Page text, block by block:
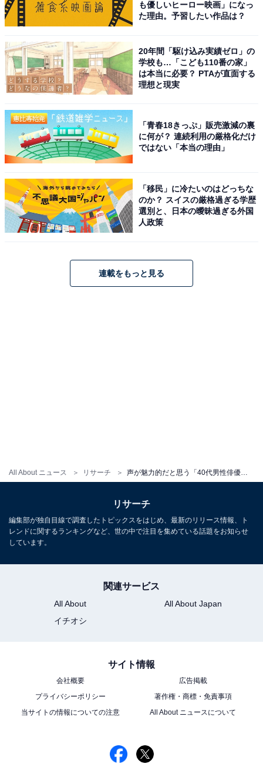
All About ニュース リサーチ
スタートのドラマ『リブート』で、『TOKYO MER〜走
る緊急救命室〜』（2021年）と『下剋上球児』（2023
年）に続き、3度目となるTBS日曜劇場の主演を務めま
す。
多彩な演技力が魅力の鈴木さんですが、過去には声の演
技でも活躍。米国US本社のオーディションで主役の座を
射止め、2022年公開の映画『バズ・ライトイヤー』のバ
ズ・ライトイヤー役で日本版声優を担当しています。
です」（40代女性／岐阜県）、「落ち着きのあるカッコ
良い声だから」（30代女性／奈良県）、「色々な役にな
れるし、声がいい」（40代女性／神奈川県）などの声が
次ページ
10位までの全ランキング結果を見
る
も優しいヒーロー映画」になっ
た理由。予習したい作品は？
20年間「駆け込み実績ゼロ」の
学校も…「こども110番の家」
は本当に必要？ PTAが直面する
理想と現実
「青春18きっぷ」販売激減の裏
に何が？ 連続利用の厳格化だけ
ではない「本当の理由」
「移民」に冷たいのはどっちな
のか？ スイスの厳格過ぎる学歴
選別と、日本の曖昧過ぎる外国
人政策
連載をもっと見る
リサーチ
編集部が独自目線で調査したトピックスをはじめ、最新のリリース情報、ト
レンドに関するランキングなど、世の中で注目を集めている話題をお知らせ
しています。
関連サービス
All About
All About Japan
イチオシ
サイト情報
会社概要
広告掲載
プライバシーポリシー
著作権・商標・免責事項
当サイトの情報についての注意
All About ニュースについて